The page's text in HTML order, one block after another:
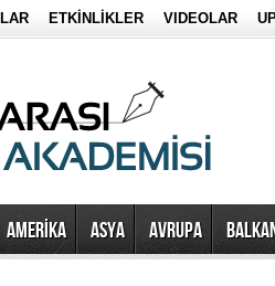
ETKİNLİKLER VIDEOLAR
AMERİKA ASYA AVRUPA